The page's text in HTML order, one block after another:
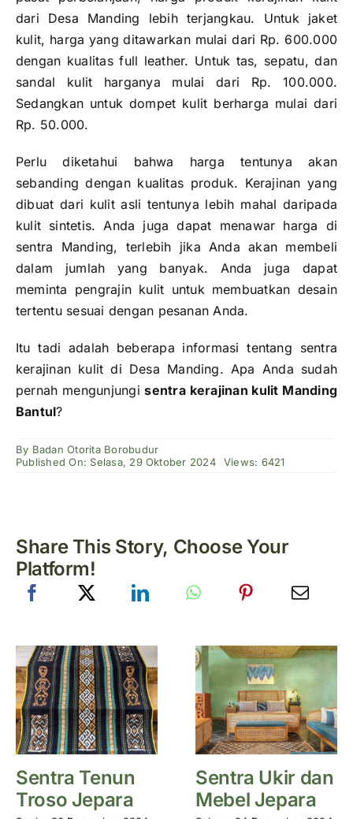
dari Desa Manding lebih terjangkau. Untuk jaket
kulit, harga yang ditawarkan mulai dari Rp. 600.000
dengan kualitas full leather. Untuk tas, sepatu, dan
sandal kulit harganya mulai dari Rp. 100.000.
Sedangkan untuk dompet kulit berharga mulai dari
Rp. 50.000.
Perlu diketahui bahwa harga tentunya akan
sebanding dengan kualitas produk. Kerajinan yang
dibuat dari kulit asli tentunya lebih mahal daripada
kulit sintetis. Anda juga dapat menawar harga di
sentra Manding, terlebih jika Anda akan membeli
dalam jumlah yang banyak. Anda juga dapat
meminta pengrajin kulit untuk membuatkan desain
tertentu sesuai dengan pesanan Anda.
Itu tadi adalah beberapa informasi tentang sentra
kerajinan kulit di Desa Manding. Apa Anda sudah
pernah mengunjungisentra kerajinan kulit Manding
Bantul?
By Badan Otorita Borobudur
Published On: Selasa, 29 Oktober 2024
Views: 6421
Share This Story, Choose Your
Platform!
Sentra Tenun
Troso Jepara
Sentra Ukir dan
Mebel Jepara